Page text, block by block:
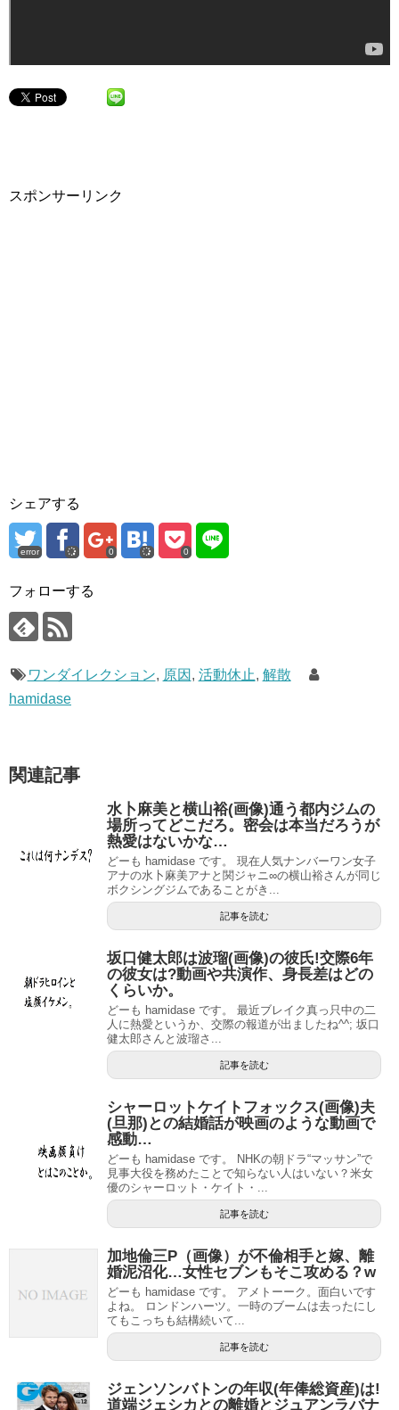
スポンサーリンク
シェアする
error 0 0
フォローする
ワンダイレクション, 原因 , 活動休止, 解散
hamidase
関連記事
水卜麻美と横山裕(画像)通う都内ジムの
場所ってどこだろ。密会は本当だろうが
熱愛はないかな…
どーも hamidase です。 現在人気ナンバーワン女子
アナの水卜麻美アナと関ジャニ∞の横山裕さんが同じ
ボクシングジムであることがき...
記事を読む
坂口健太郎は波瑠(画像)の彼氏!交際6年
の彼女は?動画や共演作、身長差はどの
くらいか。
どーも hamidase です。 最近ブレイク真っ只中の二
人に熱愛というか、交際の報道が出ましたね^^; 坂口
健太郎さんと波瑠さ...
記事を読む
シャーロットケイトフォックス(画像)夫
(旦那)との結婚話が映画のような動画で
感動…
どーも hamidase です。 NHKの朝ドラ“マッサン”で
見事大役を務めたことで知らない人はいない？米女
優のシャーロット・ケイト・...
記事を読む
加地倫三P（画像）が不倫相手と嫁、離
婚泥沼化…女性セブンもそこ攻める？w
どーも hamidase です。 アメトーーク。面白いです
よね。 ロンドンハーツ。一時のブームは去ったにし
てもこっちも結構続いて...
記事を読む
ジェンソンバトンの年収(年俸総資産)は!
道端ジェシカとの離婚とジュアンラバナ